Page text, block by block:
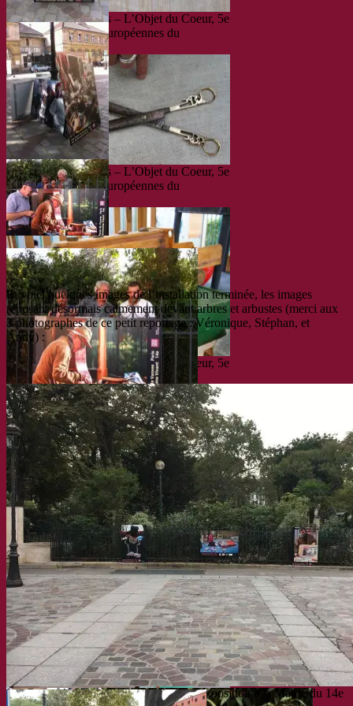
Les Puces de Vanves – L’Objet du Coeur, 5e
édition – Journées Européennes du
Patrimoine 2016
Les Puces de Vanves – L’Objet du Coeur, 5e
édition – Journées Européennes du
Patrimoine 2016
Les Puces de Vanves – L’Objet du Coeur, 5e
édition – Journées Européennes du
Patrimoine 2016
Et voici quelques images de l’installation terminée, les images
reposant désormais calmement devant arbres et arbustes (merci aux
3 photographes de ce petit reportage : Véronique, Stéphan, et
Andy) :
Les Puces de Vanves aux JEP 2016 : l’exposition à la Mairie du 14e